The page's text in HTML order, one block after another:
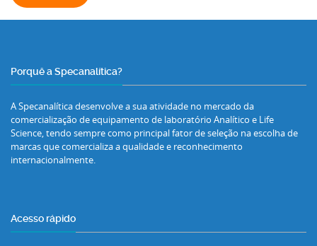
Porquê a Specanalítica?
A Specanalítica desenvolve a sua atividade no mercado da
comercialização de equipamento de laboratório Analítico e Life
Science, tendo sempre como principal fator de seleção na escolha de
marcas que comercializa a qualidade e reconhecimento
internacionalmente.
Acesso rápido